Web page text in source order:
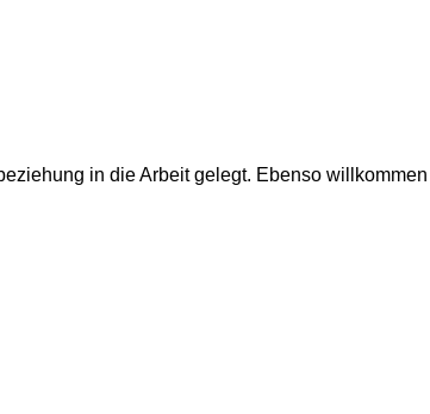
in die Arbeit gelegt. Ebenso